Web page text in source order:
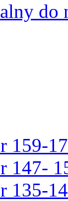
159-
147-
135-